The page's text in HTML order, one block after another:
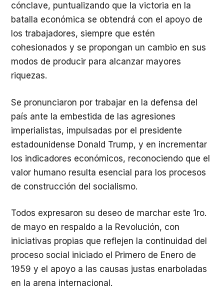
cónclave, puntualizando que la victoria en la
batalla económica se obtendrá con el apoyo de
los trabajadores, siempre que estén
cohesionados y se propongan un cambio en sus
modos de producir para alcanzar mayores
riquezas.
Se pronunciaron por trabajar en la defensa del
país ante la embestida de las agresiones
imperialistas, impulsadas por el presidente
estadounidense Donald Trump, y en incrementar
los indicadores económicos, reconociendo que el
valor humano resulta esencial para los procesos
de construcción del socialismo.
Todos expresaron su deseo de marchar este 1ro.
de mayo en respaldo a la Revolución, con
iniciativas propias que reflejen la continuidad del
proceso social iniciado el Primero de Enero de
1959 y el apoyo a las causas justas enarboladas
en la arena internacional.